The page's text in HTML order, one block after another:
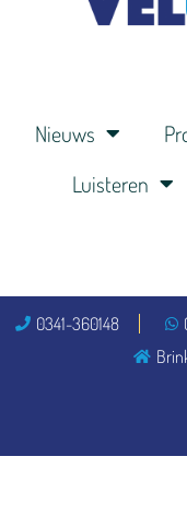
Nieuws
Luisteren
0341-360148